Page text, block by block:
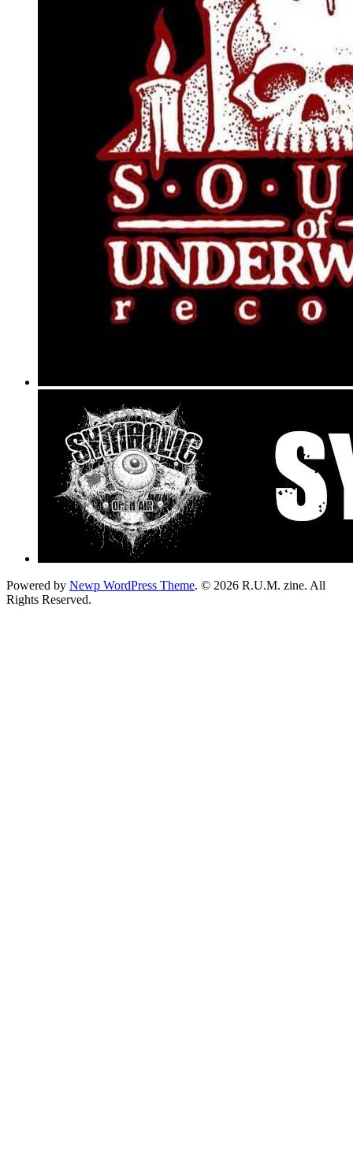
Powered by Newp WordPress Theme. © 2026 R.U.M. zine. All
Rights Reserved.